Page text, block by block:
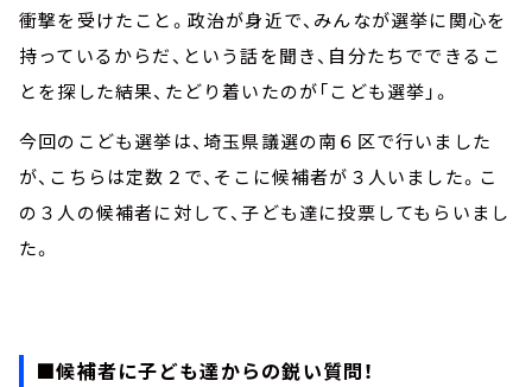
衝撃を受けたこと。政治が身近で、みんなが選挙に関心を
持っているからだ、という話を聞き、自分たちでできるこ
とを探した結果、たどり着いたのが「こども選挙」。
今回のこども選挙は、埼玉県議選の南６区で行いました
が、こちらは定数２で、そこに候補者が３人いました。こ
の３人の候補者に対して、子ども達に投票してもらいまし
た。
■候補者に子ども達からの鋭い質問！